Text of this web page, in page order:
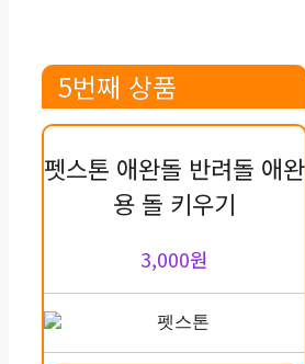
5번째 상품
펫스톤 애완돌 반려돌 애완
용 돌 키우기
3,000원